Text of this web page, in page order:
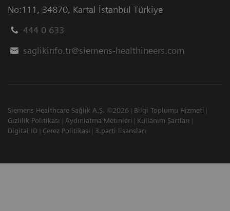
No:111 , 34870, Kartal İstanbul Türkiye
444 0 633
saglikinfo.tr@siemens-healthineers.com
Siemens Healthcare Sağlık A.Ş. ©2026
Bilgi Toplumu Hizmeti
Gizlilik Politikası
Aydınlatma Metinleri
Kullanım Şartları
Digital ID
Çerez Politikası 3.parti lisansları